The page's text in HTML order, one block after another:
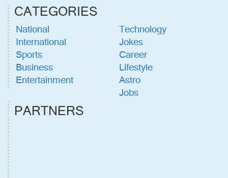
CATEGORIES
National
International
Sports
Business
Entertainment
Technology
Jokes
Career
Lifestyle
Astro
Jobs
PARTNERS